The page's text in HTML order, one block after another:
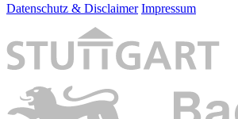
Datenschutz & Disclaimer Impressum